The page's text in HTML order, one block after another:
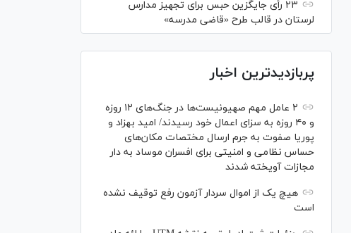
۲۳ رأی جایگزین حبس برای تجهیز مدارس
لرستان در قالب طرح «قاضی مدرسه»
پربازدیدترین اخبار
۲ عامل مهم صهیونیست‌ها در جنگ‌های ۱۲ روزه
و ۴۰ روزه به سزای اعمال خود رسیدند/ امید بهزاد و
پوریا صفوت به جرم ارسال مختصات مکان‌های
حساس نظامی و امنیتی برای افسران موساد به دار
مجازات آویخته شدند
هیچ یک از اموال سردار آزمون رفع توقیف نشده
است